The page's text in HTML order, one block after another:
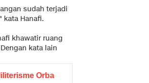
sudah terjadi
kata Hanafi.
khawatir ruang
kata lain
Orba